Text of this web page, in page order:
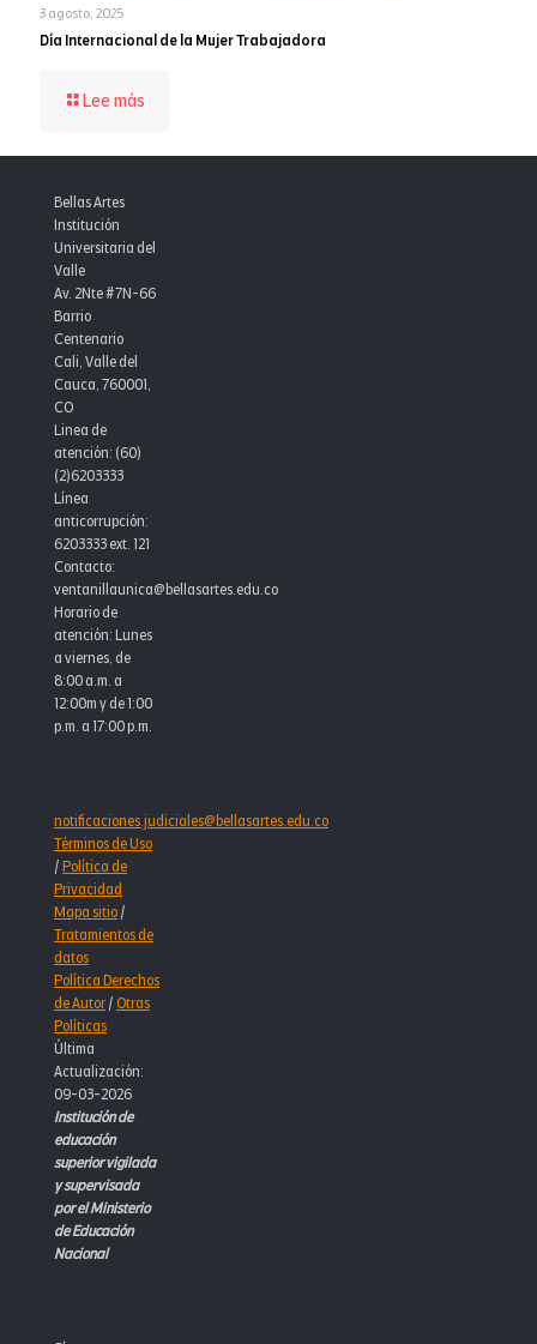
3 agosto, 2025
Día Internacional de la Mujer Trabajadora
Lee más
Trabajadora
Bellas Artes
Institución
Universitaria del
Valle
Av. 2Nte #7N-66
Barrio
Centenario
Cali, Valle del
Cauca, 760001,
CO
Linea de
atención: (60)
(2)6203333
Línea
anticorrupción:
6203333 ext. 121
Contacto:
ventanillaunica@bellasartes.edu.co
Horario de
atención: Lunes
a viernes, de
8:00 a.m. a
12:00m y de 1:00
p.m. a 17:00 p.m.
notificaciones.judiciales@bellasartes.edu.co
Términos de Uso
/Política de
Privacidad
Mapa sitio/
Tratamientos de
datos
Política Derechos
de Autor/Otras
Políticas
Última
Actualización:
09-03-2026
Institución de
educación
superior vigilada
y supervisada
por el Ministerio
de Educación
Nacional